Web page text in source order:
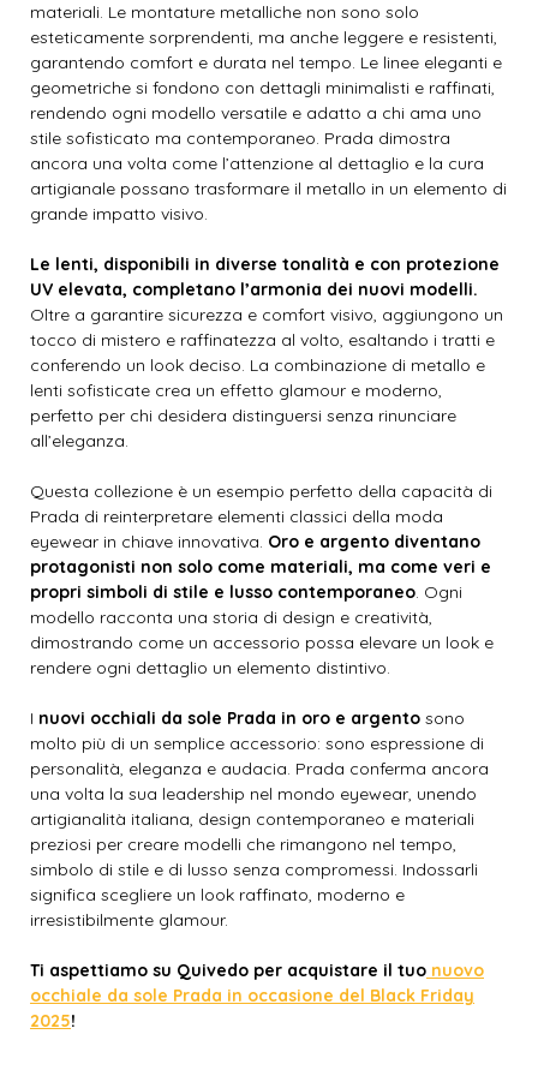
materiali. Le montature metalliche non sono solo
esteticamente sorprendenti, ma anche leggere e resistenti,
garantendo comfort e durata nel tempo. Le linee eleganti e
geometriche si fondono con dettagli minimalisti e raffinati,
rendendo ogni modello versatile e adatto a chi ama uno
stile sofisticato ma contemporaneo. Prada dimostra
ancora una volta come l’attenzione al dettaglio e la cura
artigianale possano trasformare il metallo in un elemento di
grande impatto visivo.
Le lenti, disponibili in diverse tonalità e con protezione
UV elevata, completano l’armonia dei nuovi modelli.
Oltre a garantire sicurezza e comfort visivo, aggiungono un
tocco di mistero e raffinatezza al volto, esaltando i tratti e
conferendo un look deciso. La combinazione di metallo e
lenti sofisticate crea un effetto glamour e moderno,
perfetto per chi desidera distinguersi senza rinunciare
all’eleganza.
Questa collezione è un esempio perfetto della capacità di
Prada di reinterpretare elementi classici della moda
eyewear in chiave innovativa. Oro e argento diventano
protagonisti non solo come materiali, ma come veri e
propri simboli di stile e lusso contemporaneo. Ogni
modello racconta una storia di design e creatività,
dimostrando come un accessorio possa elevare un look e
rendere ogni dettaglio un elemento distintivo.
I nuovi occhiali da sole Prada in oro e argento sono
molto più di un semplice accessorio: sono espressione di
personalità, eleganza e audacia. Prada conferma ancora
una volta la sua leadership nel mondo eyewear, unendo
artigianalità italiana, design contemporaneo e materiali
preziosi per creare modelli che rimangono nel tempo,
simbolo di stile e di lusso senza compromessi. Indossarli
significa scegliere un look raffinato, moderno e
irresistibilmente glamour.
Ti aspettiamo su Quivedo per acquistare il tuo nuovo
occhiale da sole Prada in occasione del Black Friday
2025!